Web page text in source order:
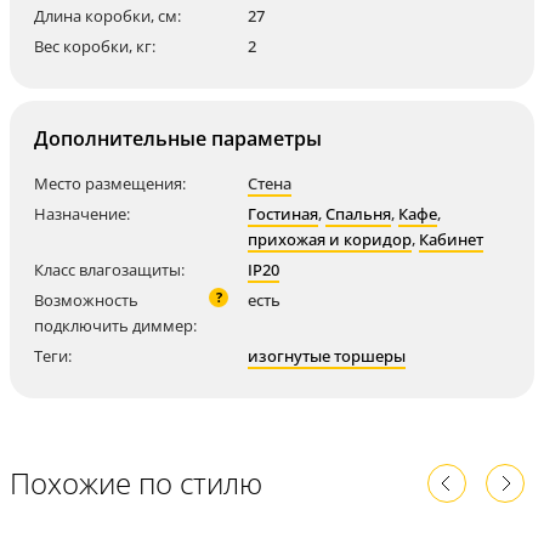
Длина коробки, см:
27
Вес коробки, кг:
2
Дополнительные параметры
Место размещения:
Стена
Назначение:
Гостиная,Спальня, Кафе,
прихожая и коридор, Кабинет
Класс влагозащиты:
IP20
Возможность
подключить диммер:
? есть
Теги: изогнутые торшеры
Похожие по стилю